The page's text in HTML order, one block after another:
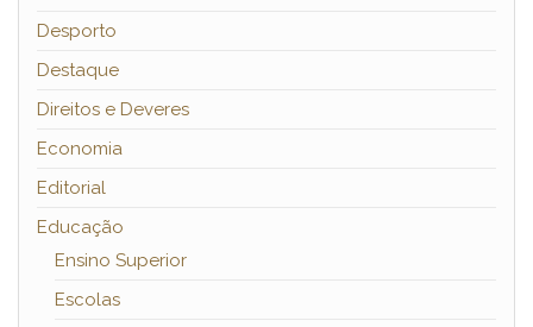
Desporto
Destaque
Direitos e Deveres
Economia
Editorial
Educação
Ensino Superior
Escolas